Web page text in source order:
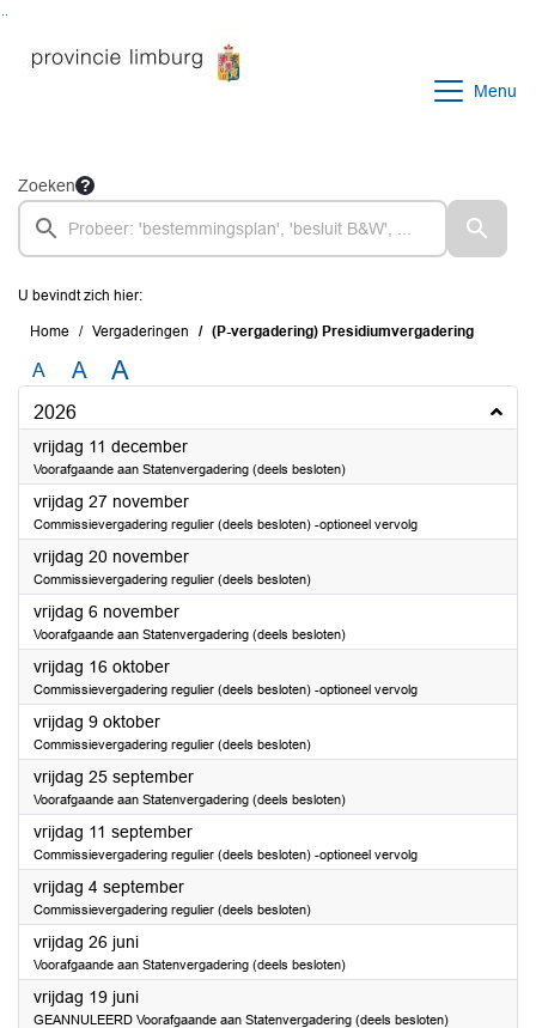
Menu
Zoeken
U bevindt zich hier:
Home Vergaderingen (P-vergadering) Presidiumvergadering
A A A
2026
vrijdag 11 december2026
Voorafgaande aan Statenvergadering (deels besloten)
vrijdag 27 november2026
Commissievergadering regulier (deels besloten) -optioneel vervolg
vrijdag 20 november2026
Commissievergadering regulier (deels besloten)
vrijdag 6 november2026
Voorafgaande aan Statenvergadering (deels besloten)
vrijdag 16 oktober2026
Commissievergadering regulier (deels besloten) -optioneel vervolg
vrijdag 9 oktober2026
Commissievergadering regulier (deels besloten)
vrijdag 25 september2026
Voorafgaande aan Statenvergadering (deels besloten)
vrijdag 11 september2026
Commissievergadering regulier (deels besloten) -optioneel vervolg
vrijdag 4 september2026
Commissievergadering regulier (deels besloten)
vrijdag 26 juni2026
Voorafgaande aan Statenvergadering (deels besloten)
vrijdag 19 juni2026
GEANNULEERD Voorafgaande aan Statenvergadering (deels besloten)